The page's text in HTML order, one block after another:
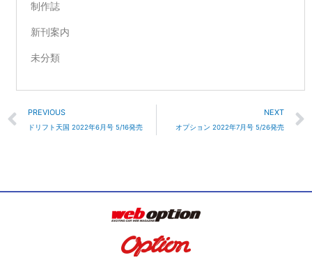
制作誌
新刊案内
未分類
Prev
PREVIOUS
ドリフト天国 2022年6月号 5/16発売
NEXT
オプション 2022年7月号 5/26発売